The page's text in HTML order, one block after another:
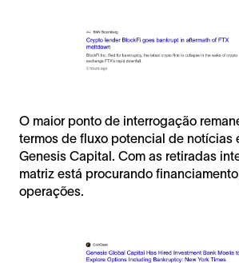
O maior ponto de interrogação
termos de fluxo potencial de notícias
Genesis Capital. Com as retiradas
matriz está procurando
operações.